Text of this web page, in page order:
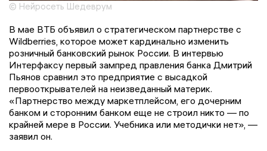
© Нейросеть Шедеврум
В мае ВТБ объявил о стратегическом партнерстве с
Wildberries, которое может кардинально изменить
розничный банковский рынок России. В интервью
Интерфаксу первый зампред правления банка Дмитрий
Пьянов сравнил это предприятие с высадкой
первооткрывателей на неизведанный материк.
«Партнерство между маркетплейсом, его дочерним
банком и сторонним банком еще не строил никто — по
крайней мере в России. Учебника или методички нет», —
заявил он.